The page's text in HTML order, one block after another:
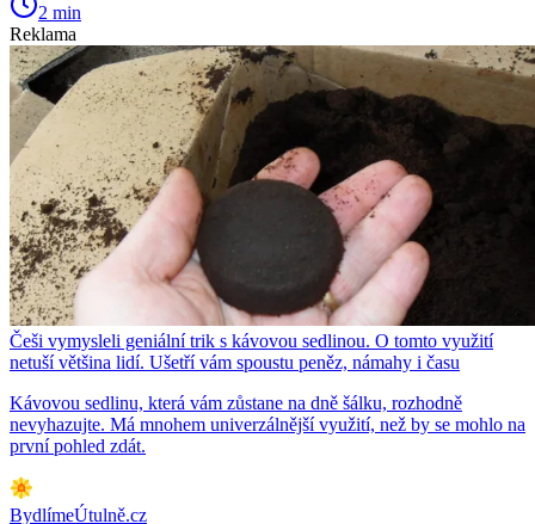
2 min
Reklama
Češi vymysleli geniální trik s kávovou sedlinou. O tomto využití
netuší většina lidí. Ušetří vám spoustu peněz, námahy i času
Kávovou sedlinu, která vám zůstane na dně šálku, rozhodně
nevyhazujte. Má mnohem univerzálnější využití, než by se mohlo na
první pohled zdát.
BydlímeÚtulně.cz